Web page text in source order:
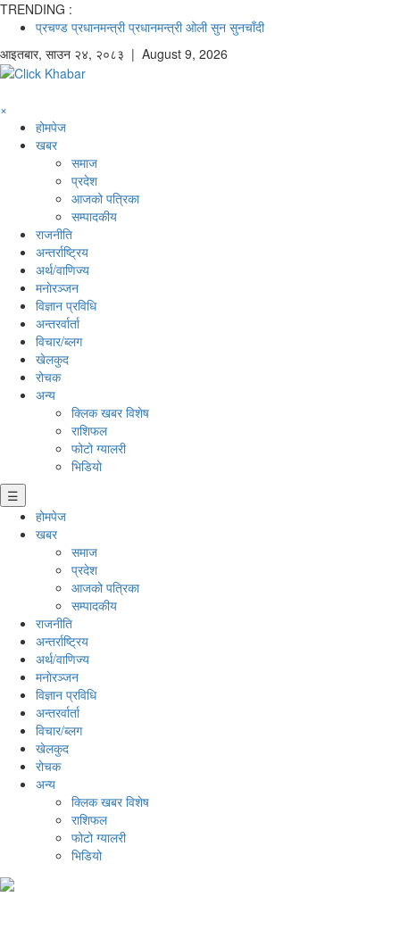
TRENDING :
प्रचण्ड प्रधानमन्त्री प्रधानमन्त्री ओली सुन सुनचाँदी
आइतबार, साउन २४, २०८३ | August 9, 2026
×
होमपेज
खबर
समाज
प्रदेश
आजको पत्रिका
सम्पादकीय
राजनीति
अन्तर्राष्ट्रिय
अर्थ/वाणिज्य
मनाेरञ्जन
विज्ञान प्रविधि
अन्तरर्वार्ता
विचार/ब्लग
खेलकुद
रोचक
अन्य
क्लिक खबर विशेष
राशिफल
फोटो ग्यालरी
भिडियो
☰
होमपेज
खबर
समाज
प्रदेश
आजको पत्रिका
सम्पादकीय
राजनीति
अन्तर्राष्ट्रिय
अर्थ/वाणिज्य
मनाेरञ्जन
विज्ञान प्रविधि
अन्तरर्वार्ता
विचार/ब्लग
खेलकुद
रोचक
अन्य
क्लिक खबर विशेष
राशिफल
फोटो ग्यालरी
भिडियो